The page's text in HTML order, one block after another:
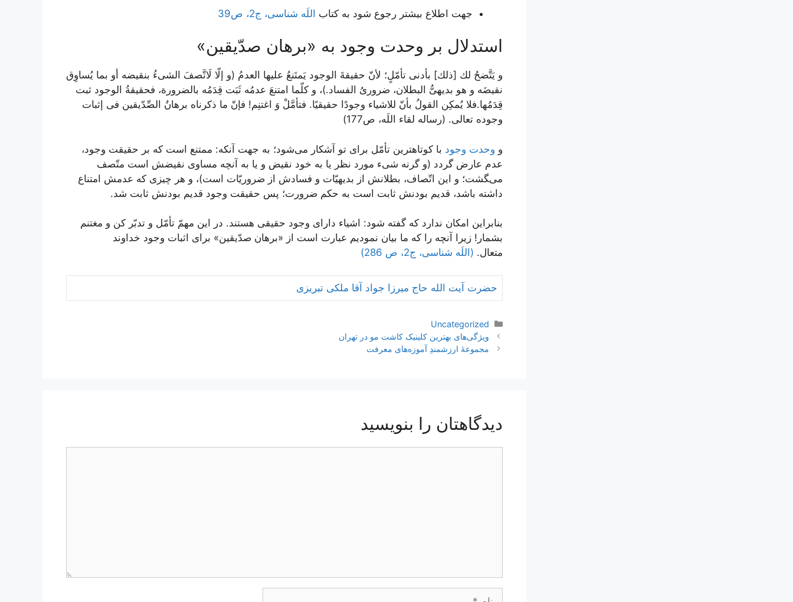
جهت اطلاع بیشتر رجوع شود به کتاب اللَه شناسی، ج2، ص39
استدلال بر وحدت وجود به «برهان صدّيقين»
و يَتَّضحُ لك [ذلك‏] بأدنى تأمّلٍ؛ لأنّ حقيقةَ الوجود يَمتَنعُ عليها العدمُ (و إلّا لَاتَّصفَ الشى‏ءُ بنقيضه أو بما يُساوِق
نقيضَه و هو بديهىُّ البطلان، ضرورىُ ‏الفساد.)، و كلّما امتنعَ عدمُه ثَبَت قِدَمُه بالضرورة، فحقيقةُ الوجود ثبت
قِدَمُها.فلا يُمكِن القولُ بأنّ للاشياء وجودًا حقيقيًا. فتأمَّلْ وَ اغتنِم! فإنّ ما ذكرناه برهانُ الصِّدّيقين فى إثبات
وجوده تعالى. (رساله لقاء اللَه، ص177)
و وحدت وجود با كوتاه‏ترين تأمّل براى تو آشكار می‌شود؛ به جهت آنكه: ممتنع است كه بر حقيقت وجود،
عدم عارض گردد (و گرنه شى‏ء مورد نظر يا به خود نقيض و يا به آنچه مساوى نقيضش است متّصف
می‌‍‏گشت؛ و اين اتّصاف، بطلانش از بديهيّات و فسادش از ضروريّات است)، و هر چيزى كه عدمش امتناع
داشته باشد، قديم بودنش ثابت است به حكم ضرورت؛ پس حقيقت وجود قديم بودنش ثابت شد.
بنابراين امكان ندارد كه گفته شود: اشياء داراى وجود حقيقى هستند. در اين مهمّ تأمّل و تدبّر كن و مغتنم
بشمار! زيرا آنچه را كه ما بيان نموديم عبارت است از «برهان صدّيقين» براى اثبات وجود خداوند
متعال. (اللَه شناسی، ج2، ص 286)
حضرت آیت الله حاج میرزا جواد آقا ملکی تبریزی
دسته‌ها
Uncategorized
ناوبری
نوشته‌ها
ویژگی‌های بهترین کلینیک کاشت مو در تهران
مجموعۀ ارزشمندِ آموزه‌های معرفت
دیدگاهتان را بنویسید